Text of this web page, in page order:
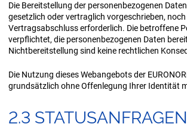
Die Bereitstellung der personenbezogenen
gesetzlich oder vertraglich vorgeschrieben,
Vertragsabschluss erforderlich. Die betroffene
verpflichtet, die personenbezogenen Daten
Nichtbereitstellung sind keine rechtlichen
Die Nutzung dieses Webangebots der
grundsätzlich ohne Offenlegung Ihrer Identität
2.3